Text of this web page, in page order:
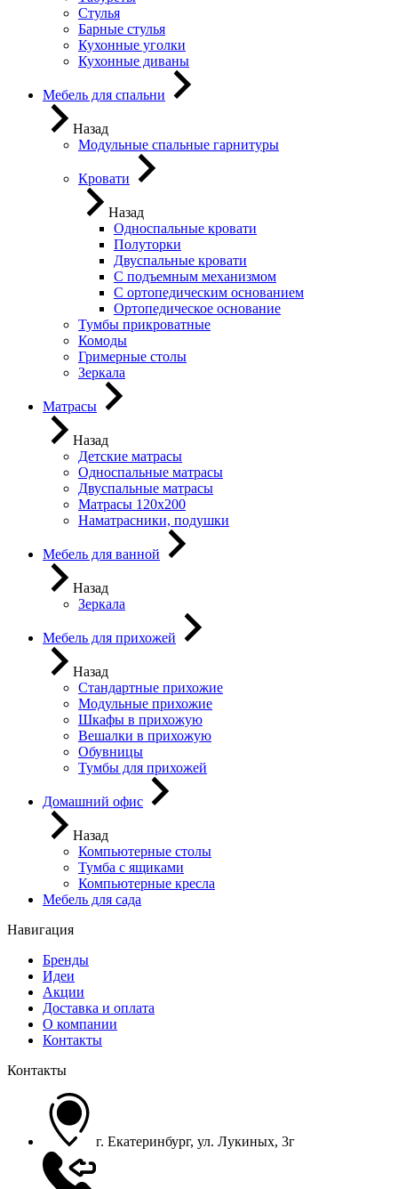
Стулья
Барные стулья
Кухонные уголки
Кухонные диваны
Мебель для спальни
Назад
Модульные спальные гарнитуры
Кровати
Назад
Односпальные кровати
Полуторки
Двуспальные кровати
С подъемным механизмом
С ортопедическим основанием
Ортопедическое основание
Тумбы прикроватные
Комоды
Гримерные столы
Зеркала
Матрасы
Назад
Детские матрасы
Односпальные матрасы
Двуспальные матрасы
Матрасы 120х200
Наматрасники, подушки
Мебель для ванной
Назад
Зеркала
Мебель для прихожей
Назад
Стандартные прихожие
Модульные прихожие
Шкафы в прихожую
Вешалки в прихожую
Обувницы
Тумбы для прихожей
Домашний офис
Назад
Компьютерные столы
Тумба с ящиками
Компьютерные кресла
Мебель для сада
Навигация
Бренды
Идеи
Акции
Доставка и оплата
О компании
Контакты
Контакты
г. Екатеринбург, ул. Лукиных, 3г